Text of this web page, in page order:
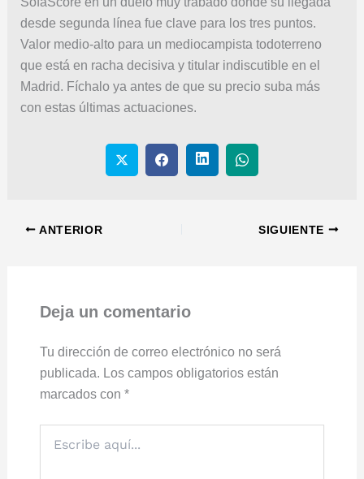
desde segunda línea fue clave para los tres puntos.
Valor medio-alto para un mediocampista todoterreno
que está en racha decisiva y titular indiscutible en el
Madrid. Fíchalo ya antes de que su precio suba más
con estas últimas actuaciones.
ANTERIOR SIGUIENTE
Deja un comentario
Tu dirección de correo electrónico no será
publicada. Los campos obligatorios están
marcados con *
aquí...